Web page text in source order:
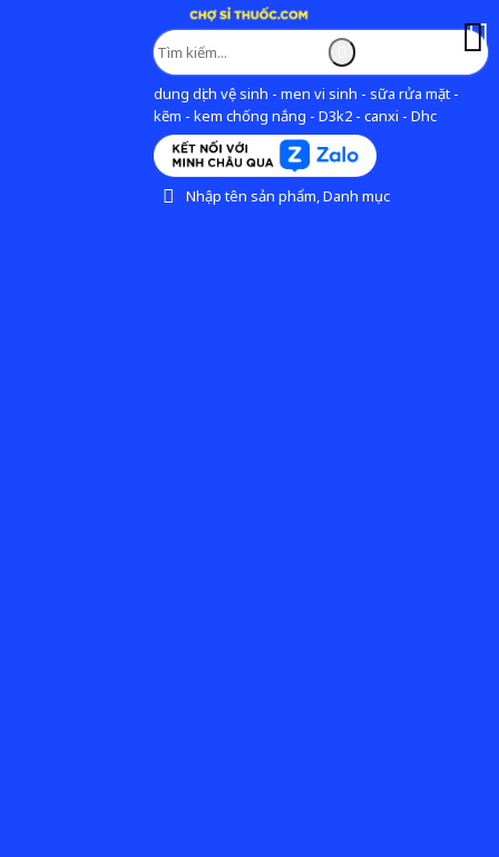
dung dịch vệ sinh - men vi sinh - sữa rửa mặt -
kẽm - kem chống nắng - D3k2 - canxi - Dhc
Nhập tên sản phẩm, Danh mục